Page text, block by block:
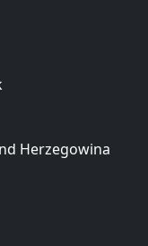
Herzegowina